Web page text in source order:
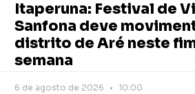
Itaperuna: Festival de
Sanfona deve
distrito de Aré neste
semana
6 de agosto de 2026 10:00